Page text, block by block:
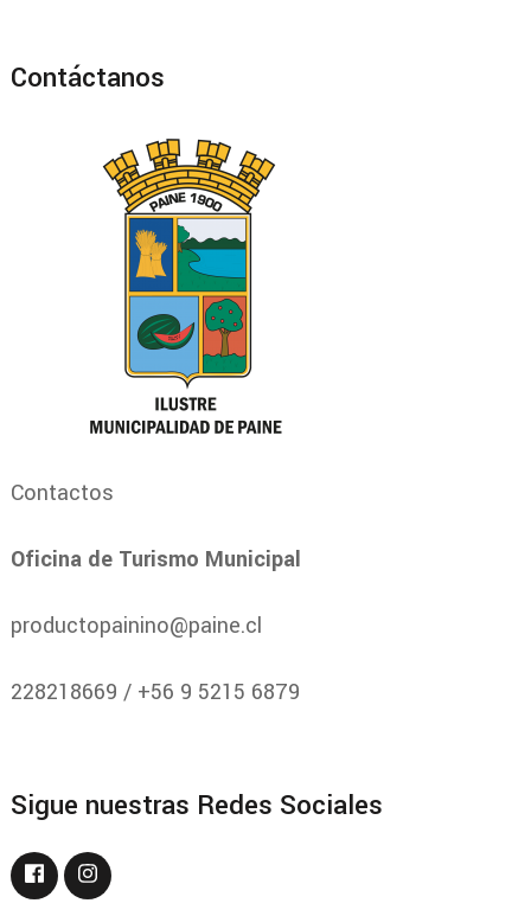
Contáctanos
Contactos
Oficina de Turismo Municipal
productopainino@paine.cl
228218669 / +56 9 5215 6879
Sigue nuestras Redes Sociales